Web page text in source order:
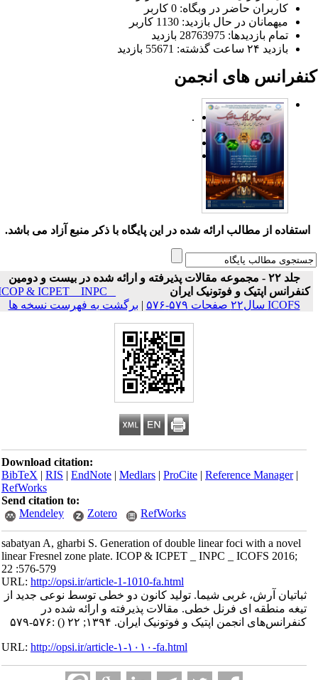
کاربران حاضر در وبگاه: 0 کاربر
میهمانان در حال بازدید: 1130 کاربر
تمام بازدید‌ها: 28763975 بازدید
بازدید ۲۴ ساعت گذشته: 55671 بازدید
های انجمن
.
استفاده از مطالب ارائه شده در این پایگاه با ذکر منبع آزاد می باشد.
جلد ۲۲ - مجموعه مقالات پذیرفته و ارائه شده در بیست و دومین
کنفرانس اپتیک و فوتونیک ایران
ICOP & ICPET _ INPC _
ICOFS سال۲۲ صفحات ۵۷۹-۵۷۶
|برگشت به فهرست نسخه ها
Download citation:
BibTeX|RIS|EndNote|Medlars|ProCite|Reference Manager
RefWorks
Send citation to:
Mendeley
Zotero RefWorks
sabatyan A, gharbi S. Generation of double linear foci with a novel
linear Fresnel zone plate. ICOP & ICPET _ INPC _ ICOFS 2016;
22 :576-579
URL:http://opsi.ir/article-1-1010-fa.html
ثباتیان آرش، غربی شیما. تولید کانون دو خطی توسط نوعی جدید از
تیغه منطقه ای فرنل خطی. مقالات پذیرفته و ارائه شده در
کنفرانس‌های انجمن اپتیک و فوتونیک ایران. ۱۳۹۴; ۲۲
() :۵۷۶-۵۷۹
URL:http://opsi.ir/article-۱-۱۰۱۰-fa.html